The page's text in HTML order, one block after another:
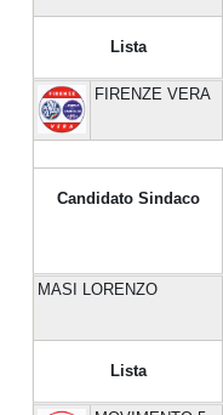
Lista
FIRENZE VERA
Candidato Sindaco
MASI LORENZO
Lista